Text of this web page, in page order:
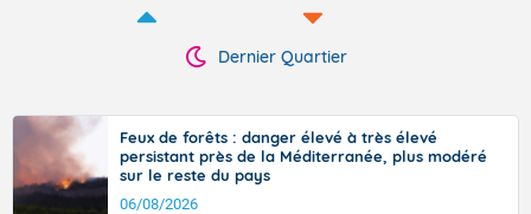
Dernier Quartier
Feux de forêts : danger élevé à très élevé
persistant près de la Méditerranée, plus modéré
sur le reste du pays
06/08/2026